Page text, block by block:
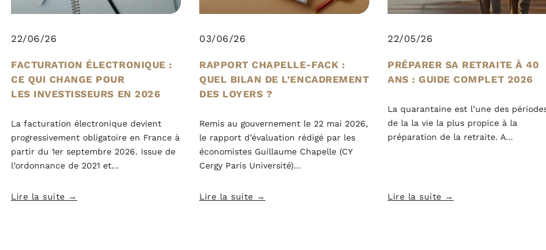
FACTURATION ÉLECTRONIQUE :
CE QUI CHANGE POUR
LES INVESTISSEURS EN 2026
La facturation électronique devient
progressivement obligatoire en France à
partir du 1er septembre 2026. Issue de
l’ordonnance de 2021 et
Lire la suite →
22/06/26
RAPPORT CHAPELLE-FACK :
QUEL BILAN DE L’ENCADREMENT
DES LOYERS ?
Remis au gouvernement le 22 mai 2026,
le rapport d’évaluation rédigé par les
économistes Guillaume Chapelle (CY
Cergy Paris Université)
Lire la suite →
03/06/26
PRÉPARER SA RETRAITE À 40
ANS : GUIDE COMPLET 2026
La quarantaine est l’une des
de la la vie la plus propice à la
préparation de la retraite. A
Lire la suite →
22/05/26